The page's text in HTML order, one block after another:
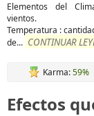
Elementos del
vientos.
Temperatura :
de... CONTINUAR
Karma:59%
Efectos